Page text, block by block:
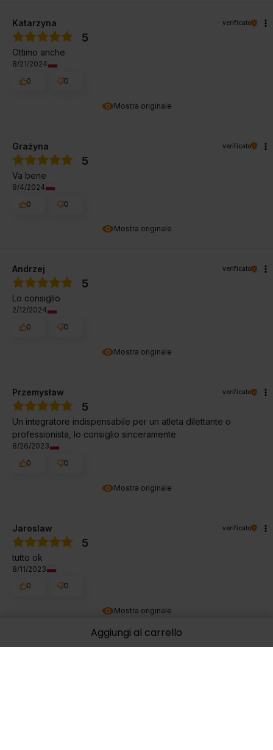
Aggiungi al carrello
Mostra originale
Katarzyna verificato
5
Ottimo anche
8/21/2024
0
0
Mostra originale
Grażyna verificato
5
Va bene
8/4/2024
0
0
Mostra originale
Andrzej verificato
5
Lo consiglio
2/12/2024
0
0
Mostra originale
Przemysław verificato
5
Un integratore indispensabile per un atleta dilettante o
professionista, lo consiglio sinceramente
8/26/2023
0
0
Mostra originale
Jaroslaw verificato
5
tutto ok
8/11/2023
0
0